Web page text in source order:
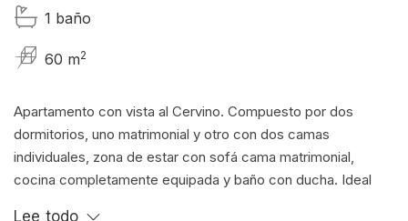
1 baño
60 m2
Apartamento con vista al Cervino. Compuesto por dos
dormitorios, uno matrimonial y otro con dos camas
individuales, zona de estar con sofá cama matrimonial,
cocina completamente equipada y baño con ducha. Ideal
Lee todo